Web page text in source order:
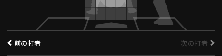
前の打者 次の打者